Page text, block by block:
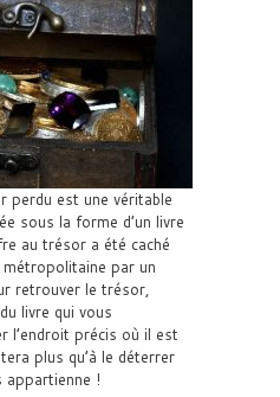
perdu est une véritable
sous la forme d’un livre
au trésor a été caché
par un
retrouver le trésor,
livre qui vous
l’endroit précis où il est
plus qu’à le déterrer
appartienne !